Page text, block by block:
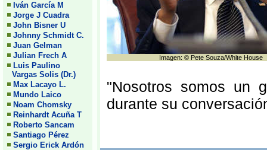
Iván García M
Jorge J Cuadra
John Bisner U
Johnny Schmidt C.
Juan Gelman
Julian Frech A
Luis Paulino
Vargas Solis (Dr.)
Max Lacayo L.
Mundo Laico
Noam Chomsky
Reinhardt Acuña T
Roberto Sancam
Santiago Pérez
Sergio Erick Ardón
Imagen: © Pete Souza/White House
"Nosotros somos un
durante su